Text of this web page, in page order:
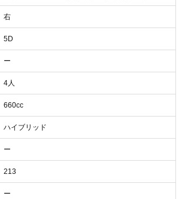
右
5D
ー
4人
660cc
ハイブリッド
ー
213
ー